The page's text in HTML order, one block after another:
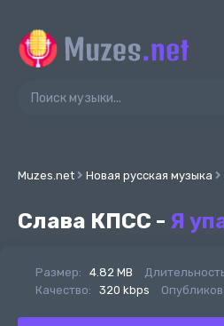
Muzes.net Новая русская музыка
Слава КПСС - Я
Размер: 4.82 MB
Качество:
320 kbps